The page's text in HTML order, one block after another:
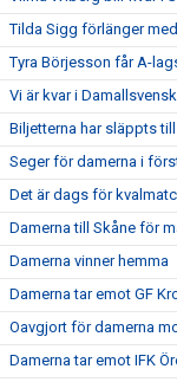
Tilda Sigg förlänger
Tyra Börjesson får A-
Vi är kvar i
Biljetterna har släppts
Seger för damerna i
Det är dags för
Damerna till Skåne för
Damerna vinner hemma
Damerna tar emot GF
Oavgjort för damerna
Damerna tar emot IFK